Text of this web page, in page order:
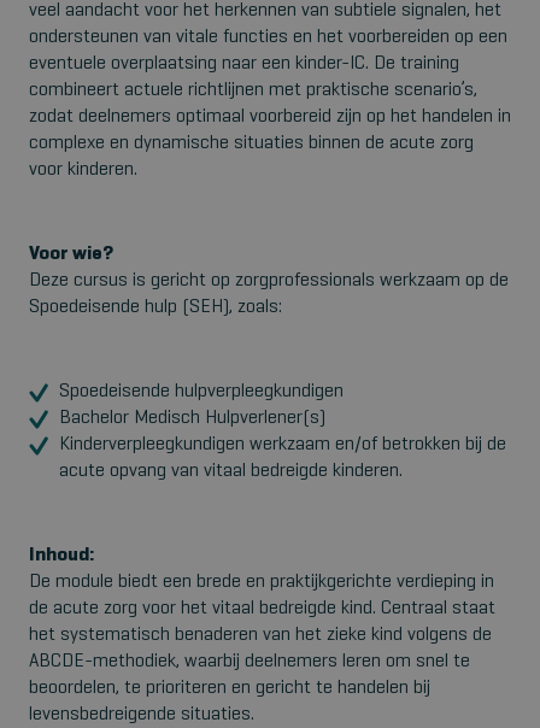
veel aandacht voor het herkennen van subtiele signalen, het
ondersteunen van vitale functies en het voorbereiden op een
eventuele overplaatsing naar een kinder-IC. De training
combineert actuele richtlijnen met praktische scenario’s,
zodat deelnemers optimaal voorbereid zijn op het handelen in
complexe en dynamische situaties binnen de acute zorg
voor kinderen.
Voor wie?
Deze cursus is gericht op zorgprofessionals werkzaam op de
Spoedeisende hulp (SEH), zoals:
Spoedeisende hulpverpleegkundigen
Bachelor Medisch Hulpverlener(s)
Kinderverpleegkundigen werkzaam en/of betrokken bij de
acute opvang van vitaal bedreigde kinderen.
Inhoud:
De module biedt een brede en praktijkgerichte verdieping in
de acute zorg voor het vitaal bedreigde kind. Centraal staat
het systematisch benaderen van het zieke kind volgens de
ABCDE-methodiek, waarbij deelnemers leren om snel te
beoordelen, te prioriteren en gericht te handelen bij
levensbedreigende situaties.